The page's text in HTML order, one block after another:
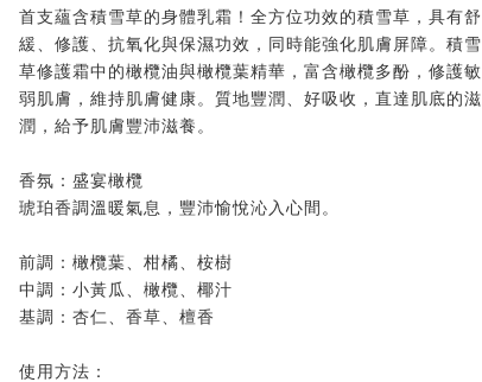
首支蘊含積雪草的身體乳霜！全方位功效的積雪草，具有舒
緩、修護、抗氧化與保濕功效，同時能強化肌膚屏障。積雪
草修護霜中的橄欖油與橄欖葉精華，富含橄欖多酚，修護敏
弱肌膚，維持肌膚健康。質地豐潤、好吸收，直達肌底的滋
潤，給予肌膚豐沛滋養。
香氛：盛宴橄欖
琥珀香調溫暖氣息，豐沛愉悅沁入心間。
前調：橄欖葉、柑橘、桉樹
中調：小黃瓜、橄欖、椰汁
基調：杏仁、香草、檀香
使用方法：